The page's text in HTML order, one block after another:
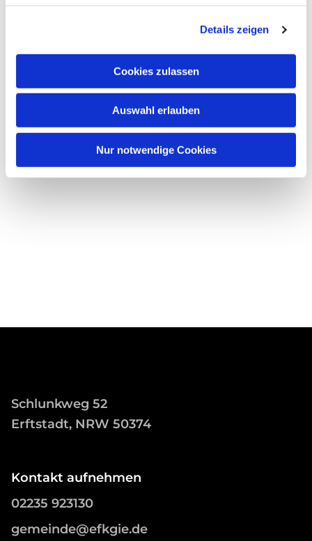
Details zeigen
Cookies zulassen
Auswahl erlauben
Nur notwendige Cookies
Schlunkweg 52
Erftstadt, NRW 50374
Kontakt aufnehmen
02235 923130
gemeinde@efkgie.de